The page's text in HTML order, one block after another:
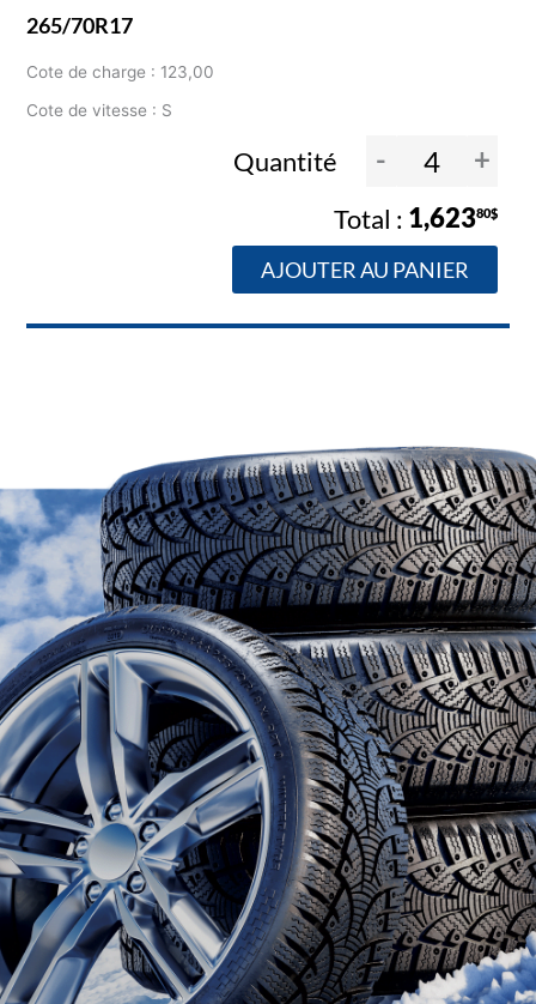
265/70R17
Cote de charge : 123,00
Cote de vitesse : S
Quantité - +
1,62380$
AJOUTER AU PANIER